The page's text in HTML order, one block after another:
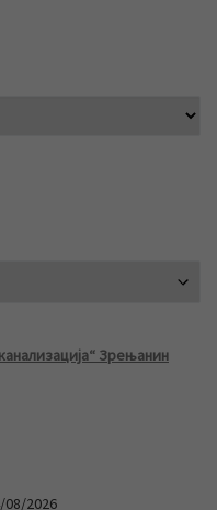
Зрењанин
08/2026